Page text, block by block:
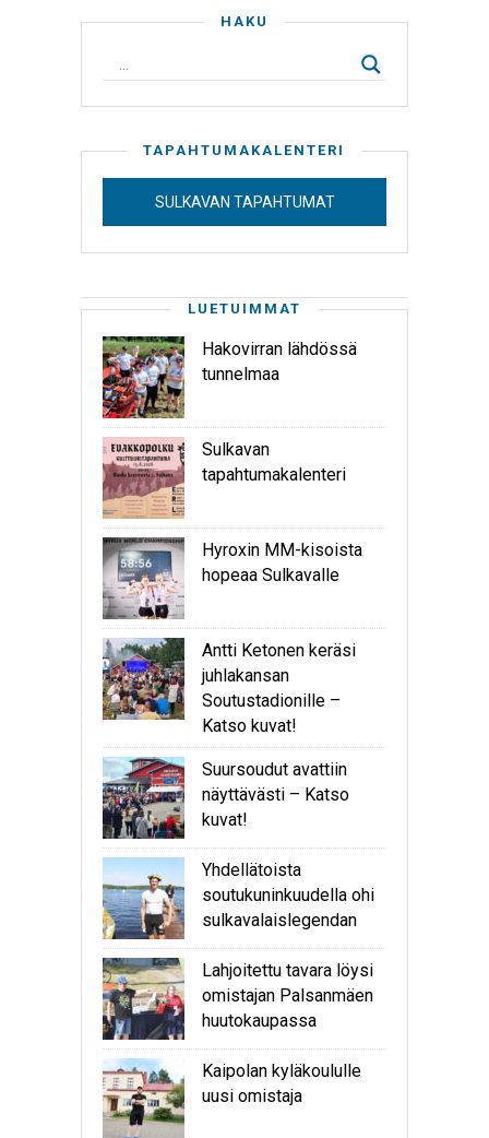
HAKU
TAPAHTUMAKALENTERI
SULKAVAN TAPAHTUMAT
LUETUIMMAT
Hakovirran lähdössä
tunnelmaa
Sulkavan
tapahtumakalenteri
Hyroxin MM-kisoista
hopeaa Sulkavalle
Antti Ketonen keräsi
juhlakansan
Soutustadionille –
Katso kuvat!
Suursoudut avattiin
näyttävästi – Katso
kuvat!
Yhdellätoista
soutukuninkuudella ohi
sulkavalaislegendan
Lahjoitettu tavara löysi
omistajan Palsanmäen
huutokaupassa
Kaipolan kyläkoululle
uusi omistaja